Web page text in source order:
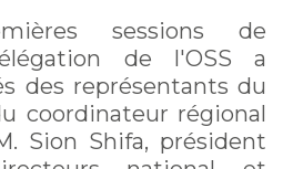
sessions de
de l'OSS a
des représentants du
coordinateur régional
Sion Shifa, président